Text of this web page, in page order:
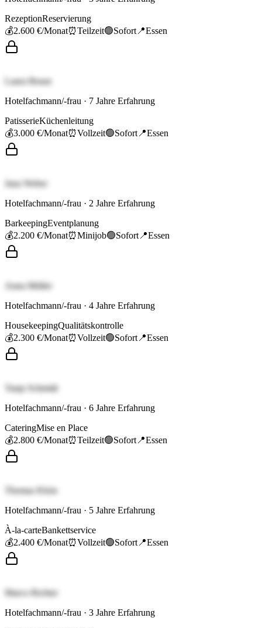
RezeptionReservierung
💰2.600 €/Monat⏰Teilzeit🟢Sofort 📍Essen
Laura Braun
Hotelfachmann/-frau · 7 Jahre Erfahrung
PatisserieKüchenleitung
💰3.000 €/Monat⏰Vollzeit🟢Sofort 📍Essen
Jana Weber
Hotelfachmann/-frau · 2 Jahre Erfahrung
BarkeepingEventplanung
💰2.200 €/Monat⏰Minijob🟢Sofort 📍Essen
Anna Müller
Hotelfachmann/-frau · 4 Jahre Erfahrung
HousekeepingQualitätskontrolle
💰2.300 €/Monat⏰Vollzeit🟢Sofort 📍Essen
Tanja Schmidt
Hotelfachmann/-frau · 6 Jahre Erfahrung
CateringMise en Place
💰2.800 €/Monat⏰Teilzeit🟢Sofort 📍Essen
Thomas Klein
Hotelfachmann/-frau · 5 Jahre Erfahrung
À-la-carteBankettservice
💰2.400 €/Monat⏰Vollzeit🟢Sofort 📍Essen
Marco Richter
Hotelfachmann/-frau · 3 Jahre Erfahrung